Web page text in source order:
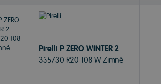
Pirelli P ZERO WINTER 2
335/30 R20 108 W Zimné